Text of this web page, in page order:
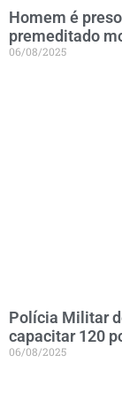
Homem é
premeditado
06/08/2025
Polícia Militar
capacitar 120
06/08/2025